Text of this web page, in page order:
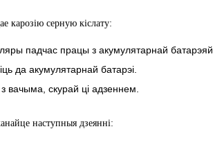
карозію серную кіслату:
падчас працы з акумулятарнай батарэяй.
да акумулятарнай батарэі.
вачыма, скурай ці адзеннем.
наступныя дзеянні: